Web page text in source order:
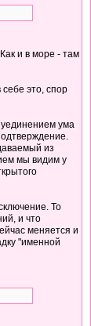
и в море - там
это, спор
уединением ума
из
мы видим у
То
и что
меняется и
"именной